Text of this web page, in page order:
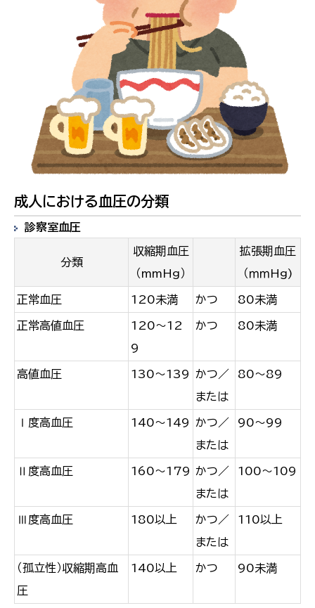
成人における血圧の分類
診察室血圧
分類
収縮期血圧
（mmHg）
拡張期血圧
（ｍｍHg)
正常血圧 120未満 かつ 80未満
正常高値血圧
120～12
9
かつ 80未満
高値血圧 130～139
かつ／
または
80～89
Ⅰ度高血圧 140～149
かつ／
または
90～99
Ⅱ度高血圧 160～179 かつ／
または
100～109
Ⅲ度高血圧 180以上
かつ／
または
110以上
（孤立性）収縮期高血
圧
140以上 かつ 90未満